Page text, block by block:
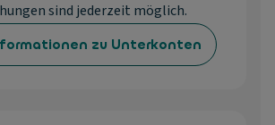
sind jederzeit möglich.
zu Unterkonten